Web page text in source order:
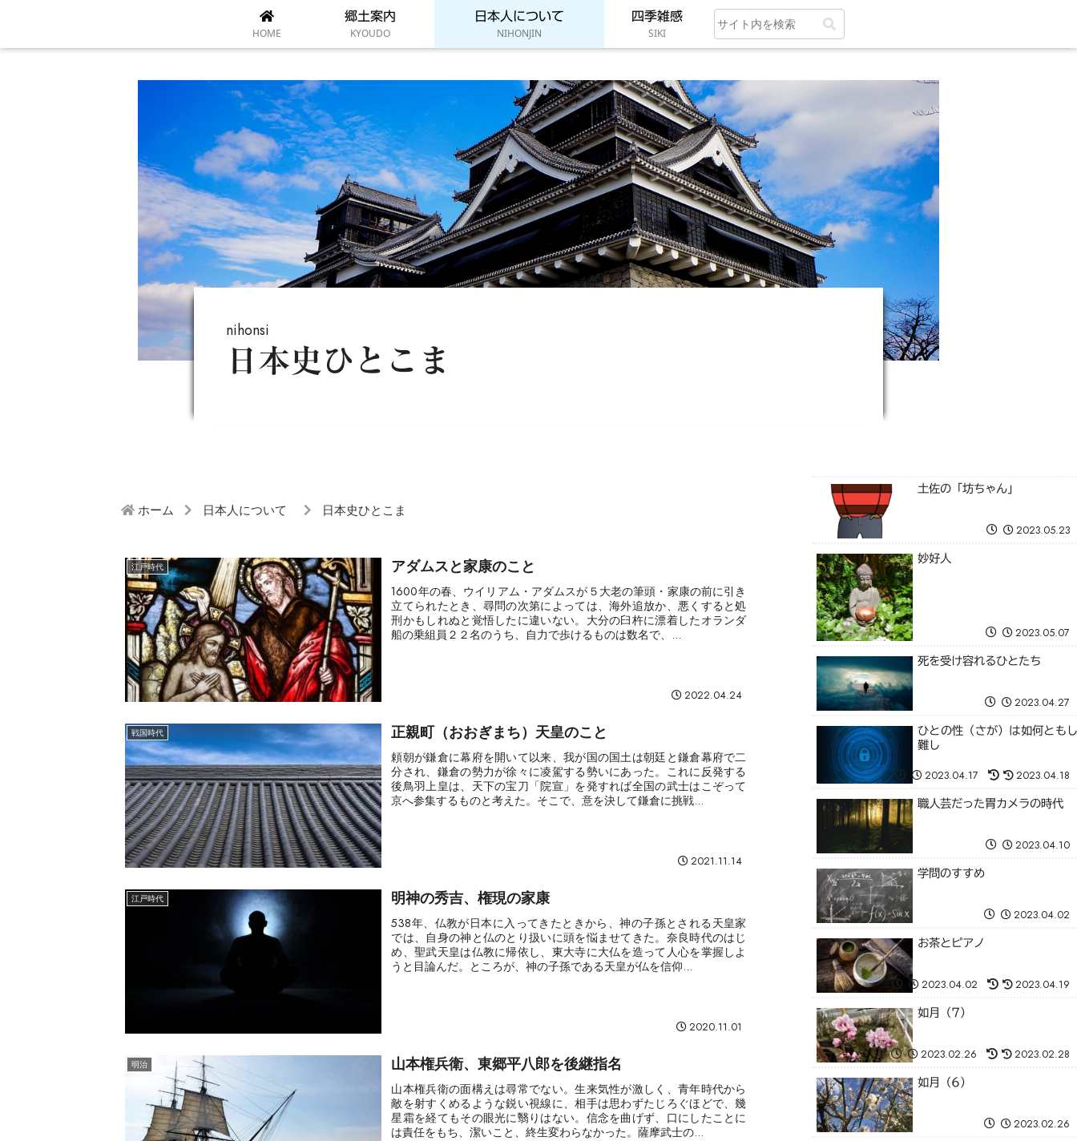
nihonsi
日本史ひとこま
HOME
郷土案内
KYOUDO
日本人について
NIHONJIN
四季雑感
SIKI
ホーム 日本人について 日本史ひとこま
江戸時代 アダムスと家康のこと
1600年の春、ウイリアム・アダムスが５大老の筆頭・家康の前に引き
立てられたとき、尋問の次第によっては、海外追放か、悪くすると処
刑かもしれぬと覚悟したに違いない。大分の臼杵に漂着したオランダ
船の乗組員２２名のうち、自力で歩けるものは数名で、...
2022.04.24
戦国時代 正親町（おおぎまち）天皇のこと
頼朝が鎌倉に幕府を開いて以来、我が国の国土は朝廷と鎌倉幕府で二
分され、鎌倉の勢力が徐々に凌駕する勢いにあった。これに反発する
後鳥羽上皇は、天下の宝刀「院宣」を発すれば全国の武士はこぞって
京へ参集するものと考えた。そこで、意を決して鎌倉に挑戦...
2021.11.14
江戸時代 明神の秀吉、権現の家康
538年、仏教が日本に入ってきたときから、神の子孫とされる天皇家
では、自身の神と仏のとり扱いに頭を悩ませてきた。奈良時代のはじ
め、聖武天皇は仏教に帰依し、東大寺に大仏を造って人心を掌握しよ
うと目論んだ。ところが、神の子孫である天皇が仏を信仰...
2020.11.01
明治 山本権兵衛、東郷平八郎を後継指名
山本権兵衛の面構えは尋常でない。生来気性が激しく、青年時代から
敵を射すくめるような鋭い視線に、相手は思わずたじろぐほどで、幾
星霜を経てもその眼光に翳りはない。信念を曲げず、口にしたことに
は責任をもち、潔いこと、終生変わらなかった。薩摩武士の...
土佐の「坊ちゃん」
2023.05.23
妙好人
2023.05.07
死を受け容れるひとたち
2023.04.27
ひとの性（さが）は如何ともし
難し
2023.04.17 2023.04.18
職人芸だった胃カメラの時代
2023.04.10
学問のすすめ
2023.04.02
お茶とピアノ
2023.04.02 2023.04.19
如月（7）
2023.02.26 2023.02.28
如月（6）
2023.02.26